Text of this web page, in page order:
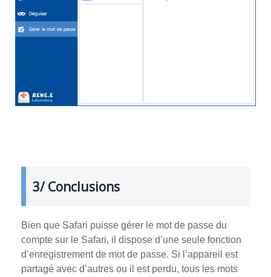
3/ Conclusions
Bien que Safari puisse gérer le mot de passe du
compte sur le Safari, il dispose d’une seule fonction
d’enregistrement de mot de passe. Si l’appareil est
partagé avec d’autres ou il est perdu, tous les mots